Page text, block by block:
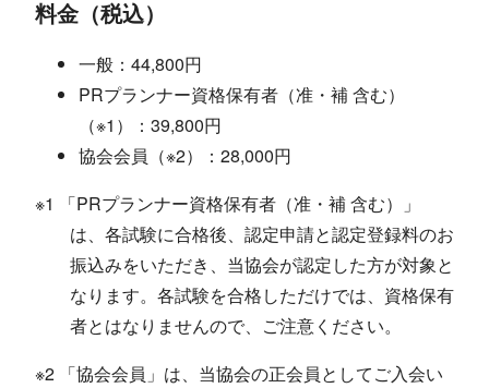
料金（税込）
一般：44,800円
PRプランナー資格保有者（准・補 含む）
（※1）：39,800円
協会会員（※2）：28,000円
※1 「PRプランナー資格保有者（准・補 含む）」
は、各試験に合格後、認定申請と認定登録料のお
振込みをいただき、当協会が認定した方が対象と
なります。各試験を合格しただけでは、資格保有
者とはなりませんので、ご注意ください。
※2 「協会会員」は、当協会の正会員としてご入会い